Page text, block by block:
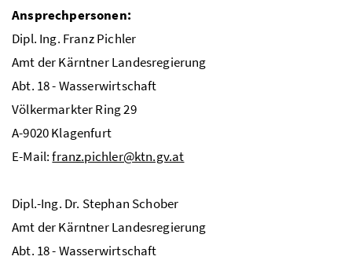
Ansprechpersonen:
Dipl. Ing. Franz Pichler
Amt der Kärntner Landesregierung
Abt. 18 - Wasserwirtschaft
Völkermarkter Ring 29
A-9020 Klagenfurt
E-Mail:franz.pichler@ktn.gv.at
Dipl.-Ing. Dr. Stephan Schober
Amt der Kärntner Landesregierung
Abt. 18 - Wasserwirtschaft